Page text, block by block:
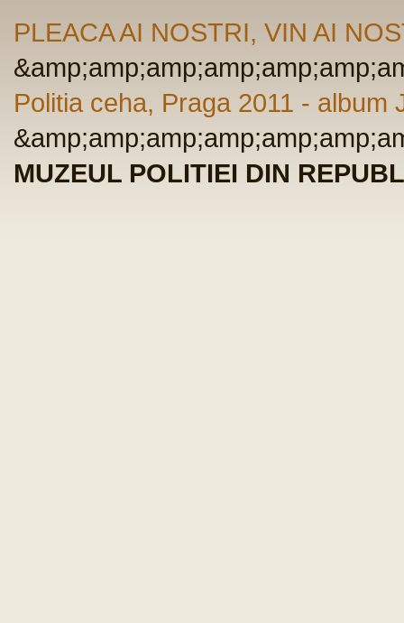
PLEACA AI NOSTRI, VIN AI
Politia ceha, Praga 2011 - album
MUZEUL POLITIEI DIN